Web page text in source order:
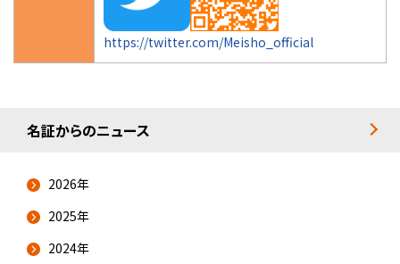
https://twitter.com/Meisho_official
名証からのニュース
2026年
2025年
2024年